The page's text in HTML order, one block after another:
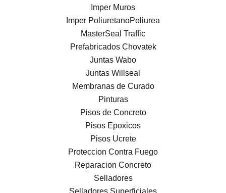
Imper Muros
Imper PoliuretanoPoliurea
MasterSeal Traffic
Prefabricados Chovatek
Juntas Wabo
Juntas Willseal
Membranas de Curado
Pinturas
Pisos de Concreto
Pisos Epoxicos
Pisos Ucrete
Proteccion Contra Fuego
Reparacion Concreto
Selladores